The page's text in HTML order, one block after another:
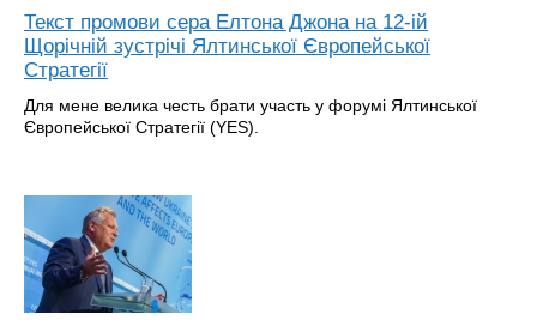
Текст промови сера Елтона Джона на 12-ій
Щорічній зустрічі Ялтинської Європейської
Стратегії
Для мене велика честь брати участь у форумі Ялтинської
Європейської Стратегії (YES).